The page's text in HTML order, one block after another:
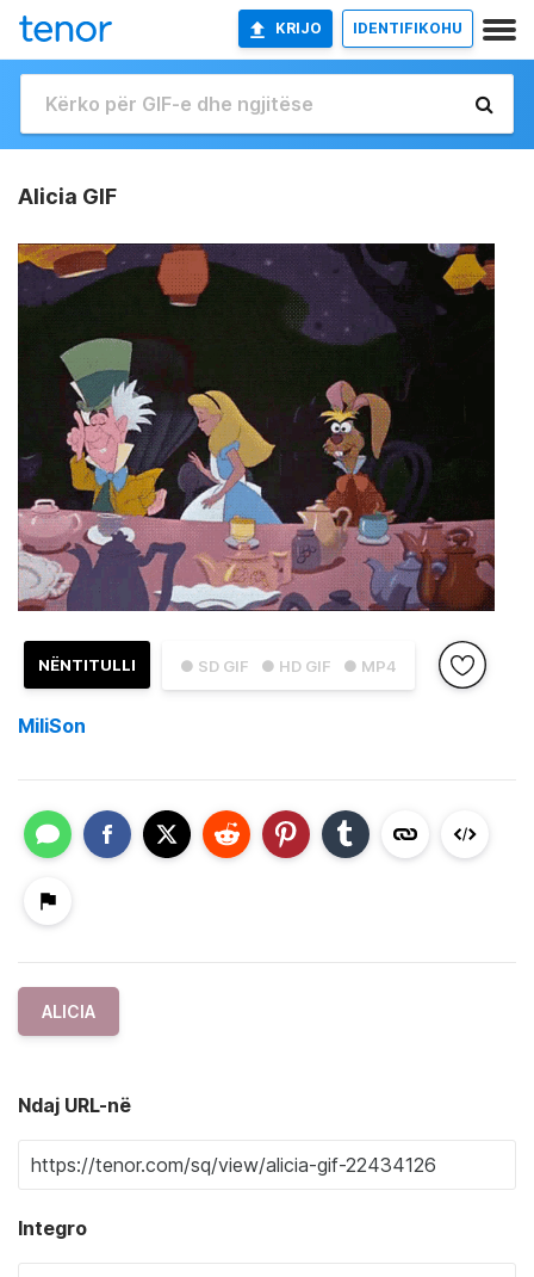
KRIJO IDENTIFIKOHU
Alicia GIF
● SD GIF ● HD GIF ● MP4
NËNTITULLI
MiliSon
ALICIA
Ndaj URL-në
Integro